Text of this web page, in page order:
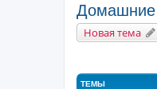
Домашние
Новая тема
ТЕМЫ